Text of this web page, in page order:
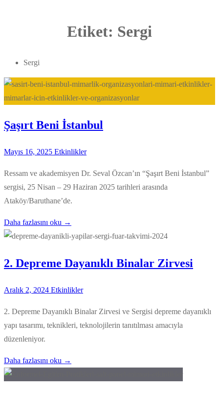
Etiket: Sergi
Sergi
Şaşırt Beni İstanbul
Mayıs 16, 2025 Etkinlikler
Ressam ve akademisyen Dr. Seval Özcan’ın “Şaşırt Beni İstanbul”
sergisi, 25 Nisan – 29 Haziran 2025 tarihleri arasında
Ataköy/Baruthane’de.
Daha fazlasını oku →
2. Depreme Dayanıklı Binalar Zirvesi
Aralık 2, 2024 Etkinlikler
2. Depreme Dayanıklı Binalar Zirvesi ve Sergisi depreme dayanıklı
yapı tasarımı, teknikleri, teknolojilerin tanıtılması amacıyla
düzenleniyor.
Daha fazlasını oku →